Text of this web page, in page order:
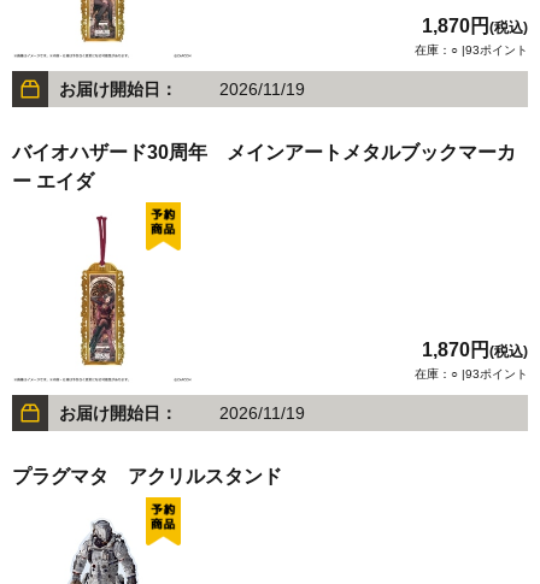
1,870円 (税込)
在庫：○ |93ポイント
お届け開始日： 2026/11/19
バイオハザード30周年 メインアートメタルブックマーカ
ー エイダ
1,870円 (税込)
在庫：○ |93ポイント
お届け開始日： 2026/11/19
プラグマタ アクリルスタンド